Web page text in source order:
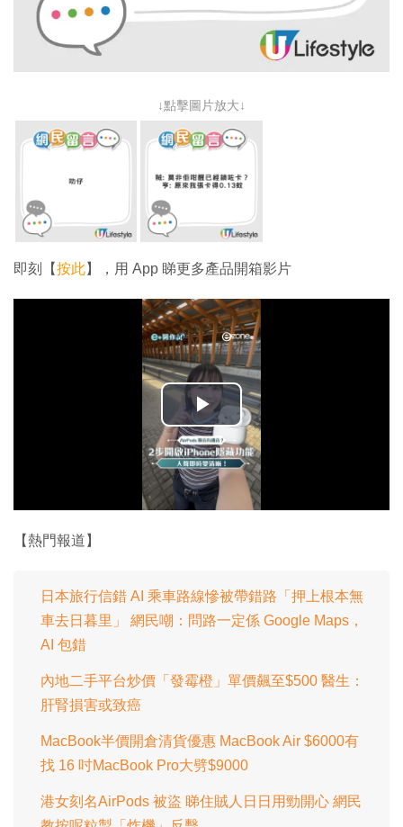
↓點擊圖片放大↓
即刻【按此】，用 App 睇更多產品開箱影片
播
放
影
【熱門報道】
日本旅行信錯 AI 乘車路線慘被帶錯路「押上根本無
車去日暮里」 網民嘲：問路一定係 Google Maps，
AI 包錯
內地二手平台炒價「發霉橙」單價飆至$500 醫生：
肝腎損害或致癌
MacBook半價開倉清貨優惠 MacBook Air $6000有
找 16 吋MacBook Pro大劈$9000
港女刻名AirPods 被盜 睇住賊人日日用勁開心 網民